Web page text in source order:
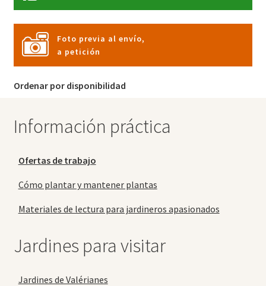
Foto previa al envío,
a petición
Ordenar por disponibilidad
Información práctica
Ofertas de trabajo
Cómo plantar y mantener plantas
Materiales de lectura para jardineros apasionados
Jardines para visitar
Jardines de Valérianes